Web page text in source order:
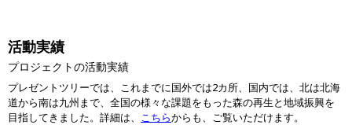
活動実績
プロジェクトの活動実績
プレゼントツリーでは、これまでに国外では2カ所、国内では、北は北海
道から南は九州まで、全国の様々な課題をもった森の再生と地域振興を
目指してきました。詳細は、 こちらからも、ご覧いただけます。